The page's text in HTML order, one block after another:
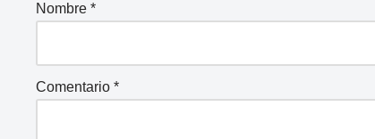
Nombre *
Comentario *